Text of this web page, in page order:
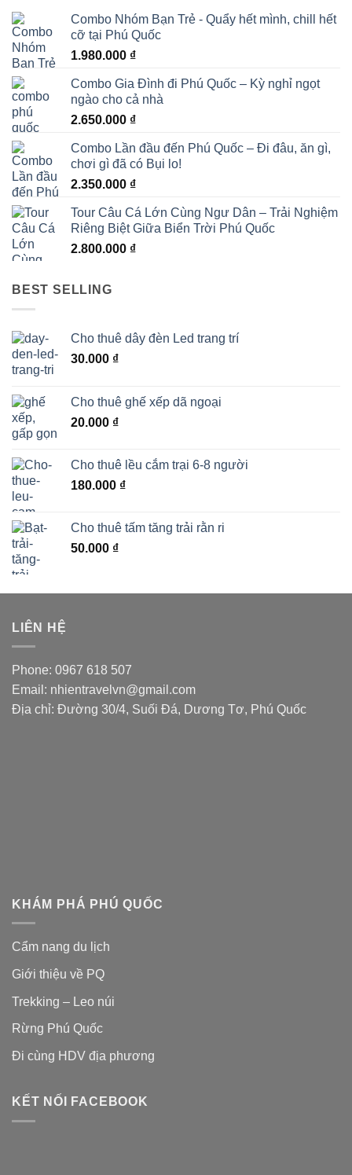
Combo Nhóm Bạn Trẻ - Quẩy hết mình, chill hết
cỡ tại Phú Quốc
1.980.000 ₫
Combo Gia Đình đi Phú Quốc – Kỳ nghỉ ngọt
ngào cho cả nhà
2.650.000 ₫
Combo Lần đầu đến Phú Quốc – Đi đâu, ăn gì,
chơi gì đã có Bụi lo!
2.350.000 ₫
Tour Câu Cá Lớn Cùng Ngư Dân – Trải Nghiệm
Riêng Biệt Giữa Biển Trời Phú Quốc
2.800.000 ₫
BEST SELLING
Cho thuê dây đèn Led trang trí
30.000 ₫
Cho thuê ghế xếp dã ngoại
20.000 ₫
Cho thuê lều cắm trại 6-8 người
180.000 ₫
Cho thuê tấm tăng trải rằn ri
50.000 ₫
LIÊN HỆ
Phone: 0967 618 507
Email: nhientravelvn@gmail.com
Địa chỉ: Đường 30/4, Suối Đá, Dương Tơ, Phú Quốc
KHÁM PHÁ PHÚ QUỐC
Cẩm nang du lịch
Giới thiệu về PQ
Trekking – Leo núi
Rừng Phú Quốc
Đi cùng HDV địa phương
KẾT NỐI FACEBOOK